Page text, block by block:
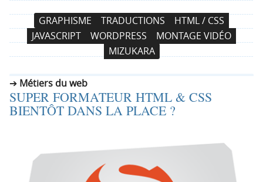
i
g
a
t
i
a
u
c
GRAPHISME TRADUCTIONS
HTML / CSS
JAVASCRIPT
WORDPRESS
MONTAGE VIDÉO
MIZUKARA
Métiers du web
SUPER FORMATEUR HTML & CSS
BIENTÔT DANS LA PLACE ?